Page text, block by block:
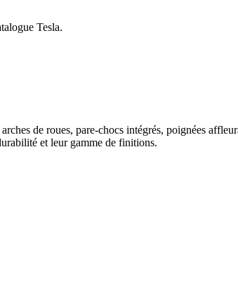
Tesla.
de roues, pare-chocs intégrés, poignées
et leur gamme de finitions.